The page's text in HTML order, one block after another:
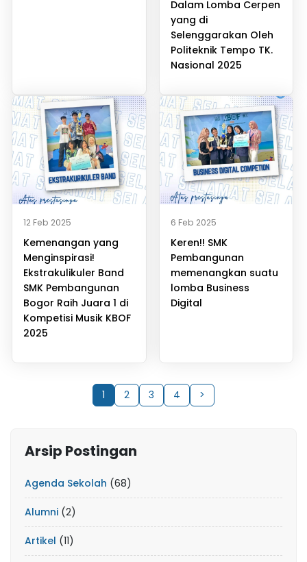
Dalam Lomba Cerpen
yang di
Selenggarakan Oleh
Politeknik Tempo TK.
Nasional 2025
12 Feb 2025
Kemenangan yang
Menginspirasi!
Ekstrakulikuler Band
SMK Pembangunan
Bogor Raih Juara 1 di
Kompetisi Musik KBOF
2025
6 Feb 2025
Keren!! SMK
Pembangunan
memenangkan suatu
lomba Business
Digital
1 2 3 4 >
Arsip Postingan
Agenda Sekolah (68)
Alumni (2)
Artikel (11)